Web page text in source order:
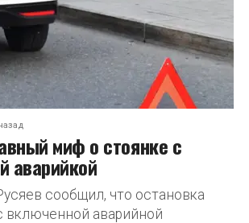
миф о стоянке с
аварийкой
сообщил, что остановка
включенной аварийной